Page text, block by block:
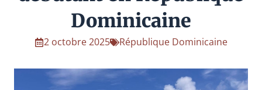
Dominicaine
2 octobre 2025 République Dominicaine